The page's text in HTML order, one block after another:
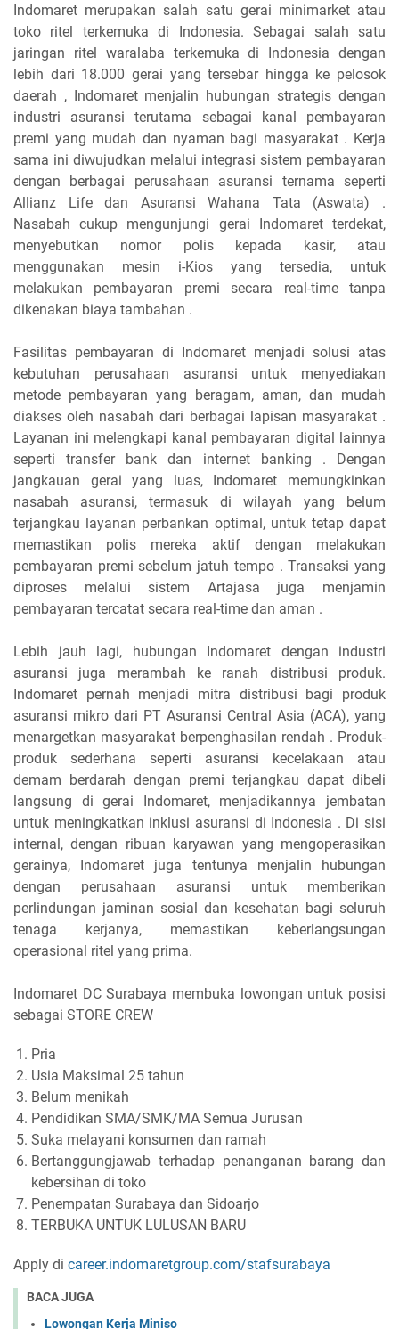
Indomaret merupakan salah satu gerai minimarket atau
toko ritel terkemuka di Indonesia. Sebagai salah satu
jaringan ritel waralaba terkemuka di Indonesia dengan
lebih dari 18.000 gerai yang tersebar hingga ke pelosok
daerah , Indomaret menjalin hubungan strategis dengan
industri asuransi terutama sebagai kanal pembayaran
premi yang mudah dan nyaman bagi masyarakat . Kerja
sama ini diwujudkan melalui integrasi sistem pembayaran
dengan berbagai perusahaan asuransi ternama seperti
Allianz Life dan Asuransi Wahana Tata (Aswata) .
Nasabah cukup mengunjungi gerai Indomaret terdekat,
menyebutkan nomor polis kepada kasir, atau
menggunakan mesin i-Kios yang tersedia, untuk
melakukan pembayaran premi secara real-time tanpa
dikenakan biaya tambahan .
Fasilitas pembayaran di Indomaret menjadi solusi atas
kebutuhan perusahaan asuransi untuk menyediakan
metode pembayaran yang beragam, aman, dan mudah
diakses oleh nasabah dari berbagai lapisan masyarakat .
Layanan ini melengkapi kanal pembayaran digital lainnya
seperti transfer bank dan internet banking . Dengan
jangkauan gerai yang luas, Indomaret memungkinkan
nasabah asuransi, termasuk di wilayah yang belum
terjangkau layanan perbankan optimal, untuk tetap dapat
memastikan polis mereka aktif dengan melakukan
pembayaran premi sebelum jatuh tempo . Transaksi yang
diproses melalui sistem Artajasa juga menjamin
pembayaran tercatat secara real-time dan aman .
Lebih jauh lagi, hubungan Indomaret dengan industri
asuransi juga merambah ke ranah distribusi produk.
Indomaret pernah menjadi mitra distribusi bagi produk
asuransi mikro dari PT Asuransi Central Asia (ACA), yang
menargetkan masyarakat berpenghasilan rendah . Produk-
produk sederhana seperti asuransi kecelakaan atau
demam berdarah dengan premi terjangkau dapat dibeli
langsung di gerai Indomaret, menjadikannya jembatan
untuk meningkatkan inklusi asuransi di Indonesia . Di sisi
internal, dengan ribuan karyawan yang mengoperasikan
gerainya, Indomaret juga tentunya menjalin hubungan
dengan perusahaan asuransi untuk memberikan
perlindungan jaminan sosial dan kesehatan bagi seluruh
tenaga kerjanya, memastikan keberlangsungan
operasional ritel yang prima.
Indomaret DC Surabaya membuka lowongan untuk posisi
sebagai STORE CREW
Pria
Usia Maksimal 25 tahun
Belum menikah
Pendidikan SMA/SMK/MA Semua Jurusan
Suka melayani konsumen dan ramah
Bertanggungjawab terhadap penanganan barang dan
kebersihan di toko
Penempatan Surabaya dan Sidoarjo
TERBUKA UNTUK LULUSAN BARU
Apply di career.indomaretgroup.com/stafsurabaya
BACA JUGA
Lowongan Kerja Miniso